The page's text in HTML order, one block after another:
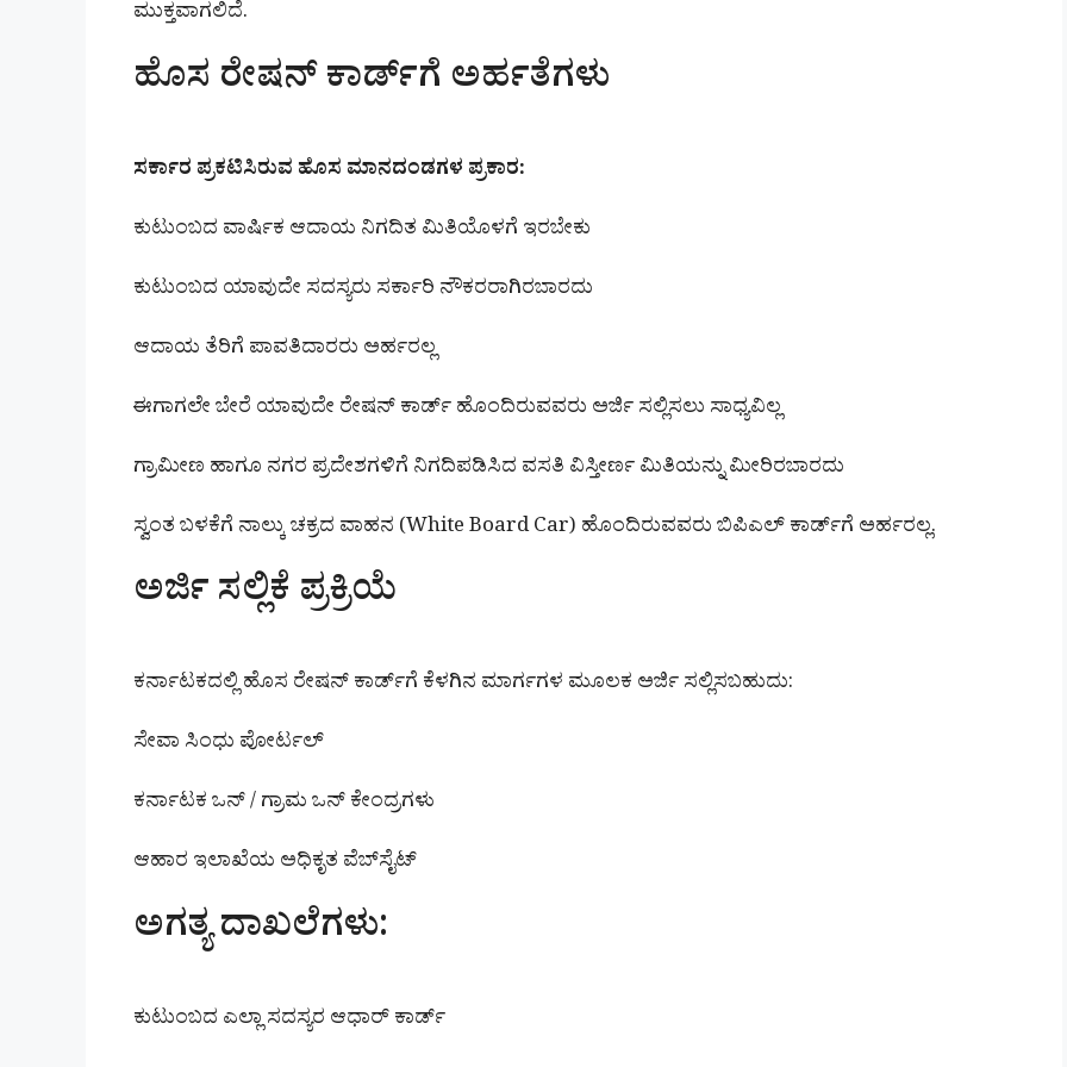
ಮುಕ್ತವಾಗಲಿದೆ.
ಹೊಸ ರೇಷನ್ ಕಾರ್ಡ್‌ಗೆ ಅರ್ಹತೆಗಳು
ಸರ್ಕಾರ ಪ್ರಕಟಿಸಿರುವ ಹೊಸ ಮಾನದಂಡಗಳ ಪ್ರಕಾರ:
ಕುಟುಂಬದ ವಾರ್ಷಿಕ ಆದಾಯ ನಿಗದಿತ ಮಿತಿಯೊಳಗೆ ಇರಬೇಕು
ಕುಟುಂಬದ ಯಾವುದೇ ಸದಸ್ಯರು ಸರ್ಕಾರಿ ನೌಕರರಾಗಿರಬಾರದು
ಆದಾಯ ತೆರಿಗೆ ಪಾವತಿದಾರರು ಅರ್ಹರಲ್ಲ
ಈಗಾಗಲೇ ಬೇರೆ ಯಾವುದೇ ರೇಷನ್ ಕಾರ್ಡ್ ಹೊಂದಿರುವವರು ಅರ್ಜಿ ಸಲ್ಲಿಸಲು ಸಾಧ್ಯವಿಲ್ಲ
ಗ್ರಾಮೀಣ ಹಾಗೂ ನಗರ ಪ್ರದೇಶಗಳಿಗೆ ನಿಗದಿಪಡಿಸಿದ ವಸತಿ ವಿಸ್ತೀರ್ಣ ಮಿತಿಯನ್ನು ಮೀರಿರಬಾರದು
ಸ್ವಂತ ಬಳಕೆಗೆ ನಾಲ್ಕು ಚಕ್ರದ ವಾಹನ (White Board Car) ಹೊಂದಿರುವವರು ಬಿಪಿಎಲ್ ಕಾರ್ಡ್‌ಗೆ ಅರ್ಹರಲ್ಲ.
ಅರ್ಜಿ ಸಲ್ಲಿಕೆ ಪ್ರಕ್ರಿಯೆ
ಕರ್ನಾಟಕದಲ್ಲಿ ಹೊಸ ರೇಷನ್ ಕಾರ್ಡ್‌ಗೆ ಕೆಳಗಿನ ಮಾರ್ಗಗಳ ಮೂಲಕ ಅರ್ಜಿ ಸಲ್ಲಿಸಬಹುದು:
ಸೇವಾ ಸಿಂಧು ಪೋರ್ಟಲ್
ಕರ್ನಾಟಕ ಒನ್ / ಗ್ರಾಮ ಒನ್ ಕೇಂದ್ರಗಳು
ಆಹಾರ ಇಲಾಖೆಯ ಅಧಿಕೃತ ವೆಬ್‌ಸೈಟ್
ಅಗತ್ಯ ದಾಖಲೆಗಳು:
ಕುಟುಂಬದ ಎಲ್ಲಾ ಸದಸ್ಯರ ಆಧಾರ್ ಕಾರ್ಡ್